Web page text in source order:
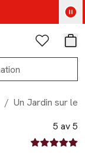
Favoriter
/ Un Jardin sur le
5 av 5
5 av fem